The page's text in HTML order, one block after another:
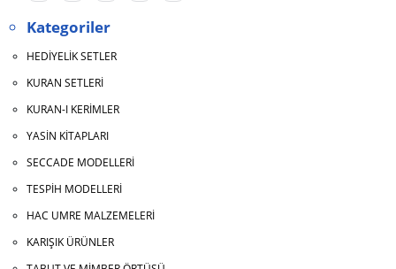
Kategoriler
HEDİYELİK SETLER
KURAN SETLERİ
KURAN-I KERİMLER
YASİN KİTAPLARI
SECCADE MODELLERİ
TESPİH MODELLERİ
HAC UMRE MALZEMELERİ
KARIŞIK ÜRÜNLER